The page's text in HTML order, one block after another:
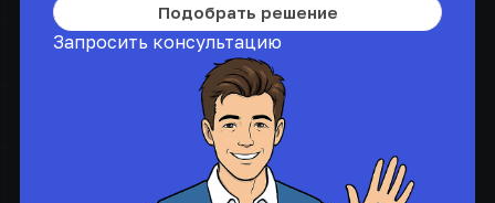
Подобрать решение
Запросить консультацию